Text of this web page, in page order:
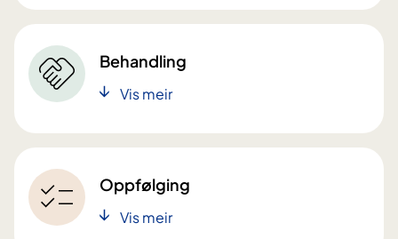
Behandling
Vis meir
Oppfølging
Vis meir